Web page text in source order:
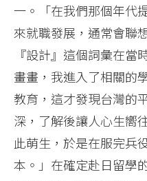
一。「在我們那個年代
來就職發展，通常會
『設計』這個詞彙在
畫畫，我進入了相關的
教育，這才發現台灣的
深，了解後讓人心生嚮
此萌生，於是在服完兵
本。」在確定赴日留學